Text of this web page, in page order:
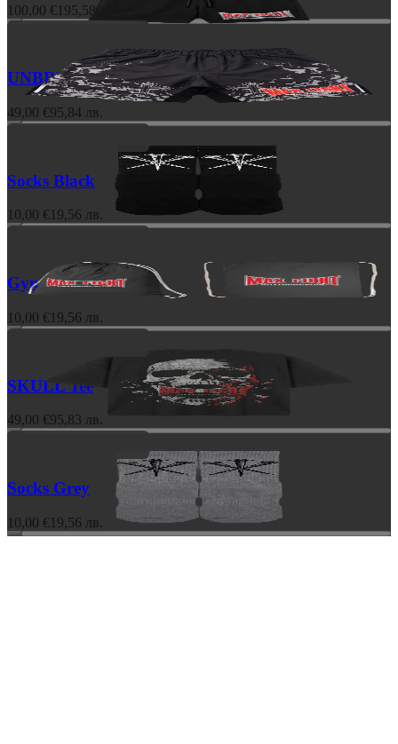
100,00 €195,58 лв.
UNBREAKABLE Shorts
49,00 €95,84 лв.
Socks Black
10,00 €19,56 лв.
Gym Bag
10,00 €19,56 лв.
SKULL Tee
49,00 €95,83 лв.
Socks Grey
10,00 €19,56 лв.